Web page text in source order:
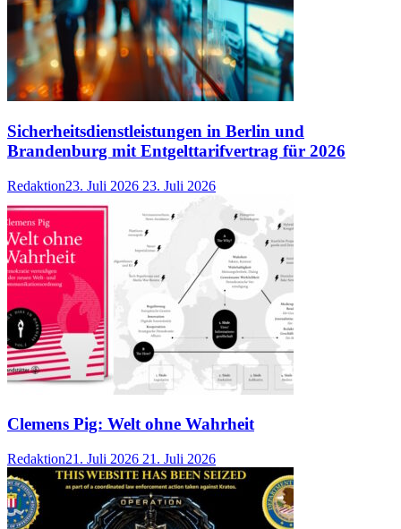
Sicherheitsdienstleistungen in Berlin und
Brandenburg mit Entgelttarifvertrag für 2026
Redaktion23. Juli 2026 23. Juli 2026
Clemens Pig: Welt ohne Wahrheit
Redaktion21. Juli 2026 21. Juli 2026